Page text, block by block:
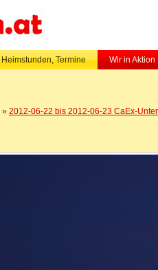
Heimstunden, Termine Wir in Aktion
» 2012-06-22 bis 2012-06-23 CaEx-